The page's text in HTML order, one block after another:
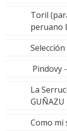
Toril
peruano
Selección
Pindovy
La
GUÑAZU
Como mi